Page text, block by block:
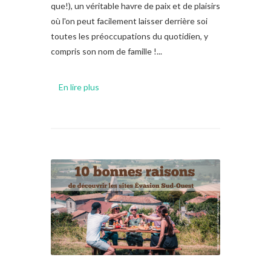
que!), un véritable havre de paix et de plaisirs
où l'on peut facilement laisser derrière soi
toutes les préoccupations du quotidien, y
compris son nom de famille !...
En lire plus